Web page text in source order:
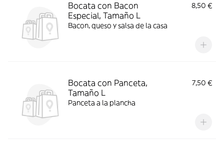
Bocata con Bacon
Especial, Tamaño L
8,50 €
Bacon, queso y salsa de la casa
Bocata con Panceta,
Tamaño L
7,50 €
Panceta a la plancha